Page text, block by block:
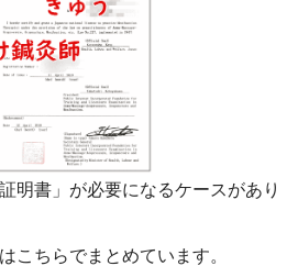
明書」が必要になるケースがあり
こちらでまとめています。